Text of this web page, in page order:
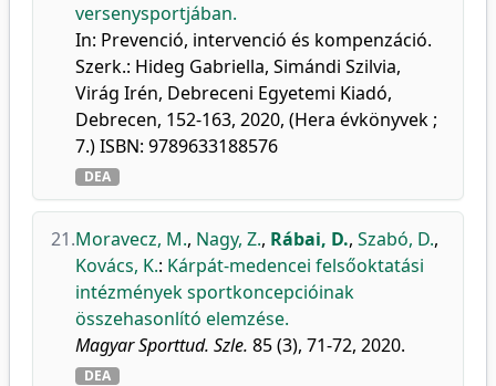
versenysportjában.
In: Prevenció, intervenció és kompenzáció.
Szerk.: Hideg Gabriella, Simándi Szilvia,
Virág Irén, Debreceni Egyetemi Kiadó,
Debrecen, 152-163, 2020, (Hera évkönyvek ;
7.) ISBN: 9789633188576
DEA
21.Moravecz, M., Nagy, Z., Rábai, D., Szabó, D.,
Kovács, K.: Kárpát-medencei felsőoktatási
intézmények sportkoncepcióinak
összehasonlító elemzése.
Magyar Sporttud. Szle. 85 (3), 71-72, 2020.
DEA